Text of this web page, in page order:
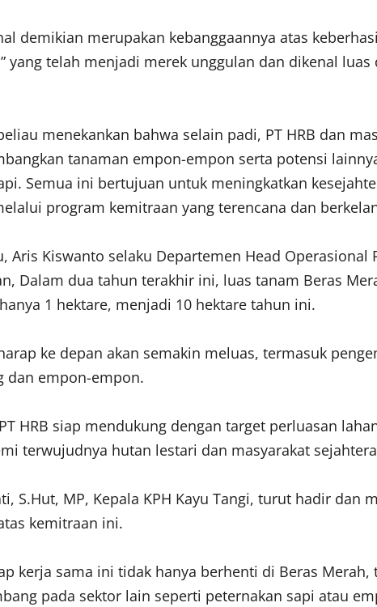
demikian merupakan kebanggaannya atas
yang telah menjadi merek unggulan dan dikenal luas
menekankan bahwa selain padi, PT HRB dan
tanaman empon-empon serta potensi
Semua ini bertujuan untuk meningkatkan
program kemitraan yang terencana dan
Aris Kiswanto selaku Departemen Head Operasional
Dalam dua tahun terakhir ini, luas tanam Beras
1 hektare, menjadi 10 hektare tahun ini.
ke depan akan semakin meluas, termasuk
dan empon-empon.
HRB siap mendukung dengan target perluasan
terwujudnya hutan lestari dan masyarakat
S.Hut, MP, Kepala KPH Kayu Tangi, turut hadir dan
kemitraan ini.
kerja sama ini tidak hanya berhenti di Beras Merah,
pada sektor lain seperti peternakan sapi atau